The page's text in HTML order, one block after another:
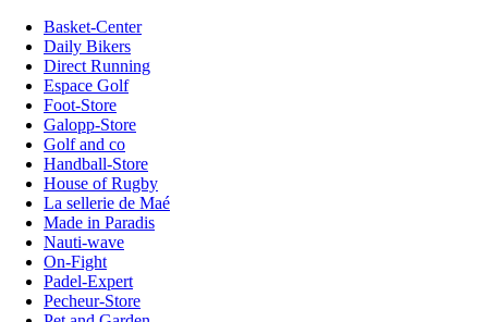
Basket-Center
Daily Bikers
Direct Running
Espace Golf
Foot-Store
Galopp-Store
Golf and co
Handball-Store
House of Rugby
La sellerie de Maé
Made in Paradis
Nauti-wave
On-Fight
Padel-Expert
Pecheur-Store